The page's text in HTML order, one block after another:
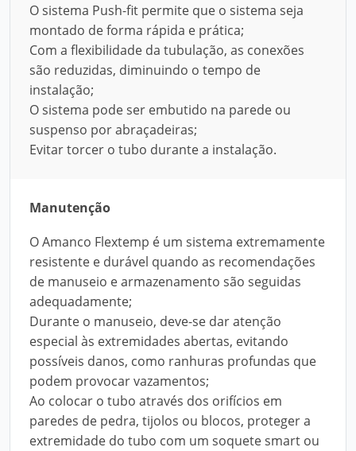
O sistema Push-fit permite que o sistema seja
montado de forma rápida e prática;
Com a flexibilidade da tubulação, as conexões
são reduzidas, diminuindo o tempo de
instalação;
O sistema pode ser embutido na parede ou
suspenso por abraçadeiras;
Evitar torcer o tubo durante a instalação.
Manutenção
O Amanco Flextemp é um sistema extremamente
resistente e durável quando as recomendações
de manuseio e armazenamento são seguidas
adequadamente;
Durante o manuseio, deve-se dar atenção
especial às extremidades abertas, evitando
possíveis danos, como ranhuras profundas que
podem provocar vazamentos;
Ao colocar o tubo através dos orifícios em
paredes de pedra, tijolos ou blocos, proteger a
extremidade do tubo com um soquete smart ou